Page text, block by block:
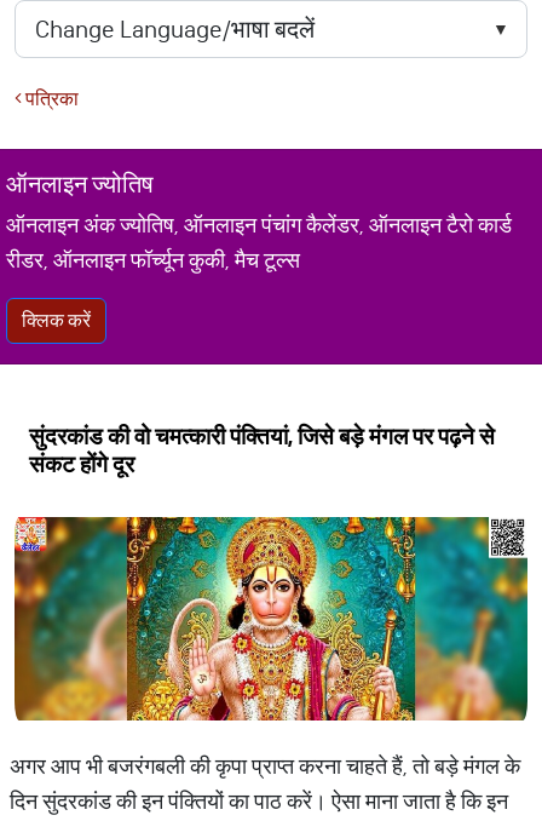
पत्रिका
ऑनलाइन ज्योतिष
ऑनलाइन अंक ज्योतिष, ऑनलाइन पंचांग कैलेंडर, ऑनलाइन टैरो कार्ड
रीडर, ऑनलाइन फॉर्च्यून कुकी, मैच टूल्स
क्लिक करें
सुंदरकांड की वो चमत्कारी पंक्तियां, जिसे बड़े मंगल पर पढ़ने से
संकट होंगे दूर
अगर आप भी बजरंगबली की कृपा प्राप्त करना चाहते हैं, तो बड़े मंगल के
दिन सुंदरकांड की इन पंक्तियों का पाठ करें। ऐसा माना जाता है कि इन